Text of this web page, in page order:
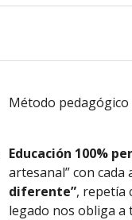
Método
Educación 100%
artesanal” con cada
diferente”, repetía
legado nos obliga a